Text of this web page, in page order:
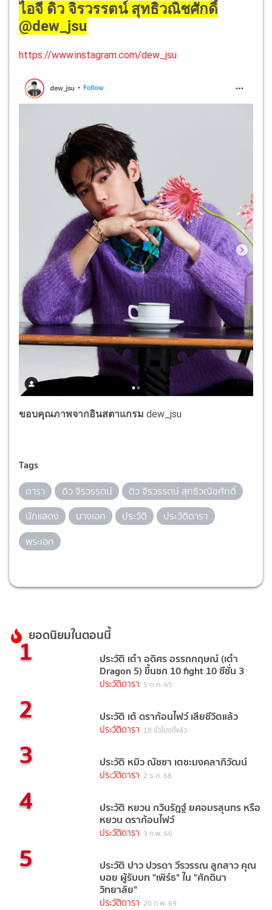
ไอจี ดิว จิรวรรตน์ สุทธิวณิชศักดิ์
@dew_jsu
https://www.instagram.com/dew_jsu
ขอบคุณภาพจากอินสตาแกรม dew_jsu
Tags
ดารา ดิว จิรวรรตน์
ดิว จิรวรรตน์ สุทธิวณิชศักดิ์
นักแสดง
นางเอก ประวัติ
ประวัติดารา
พระเอก
ยอดนิยมในตอนนี้
1 ประวัติ เต๋า อดิศร อรรถกฤษณ์ (เต๋า
Dragon 5) ขึ้นชก 10 fight 10 ซีซั่น 3
ประวัติดารา 5 ต.ค. 65
2 ประวัติ เต้ ดราก้อนไฟว์ เสียชีวิตแล้ว
ประวัติดารา 18 ชั่วโมงที่แล้ว
3 ประวัติ หมิว ณัชชา เตชะมงคลาภิวัฒน์
ประวัติดารา 2 ธ.ค. 68
4 ประวัติ หยวน กวินรัฎฐ์ ยศอมรสุนทร หรือ
หยวน ดราก้อนไฟว์
ประวัติดารา 3 ก.พ. 66
5 ประวัติ ปาว ปวรดา วีรวรรณ ลูกสาว คุณ
บอย ผู้รับบท "เพิร์ธ" ใน "ศักดินา
วิทยาลัย"
ประวัติดารา 20 ก.พ. 69